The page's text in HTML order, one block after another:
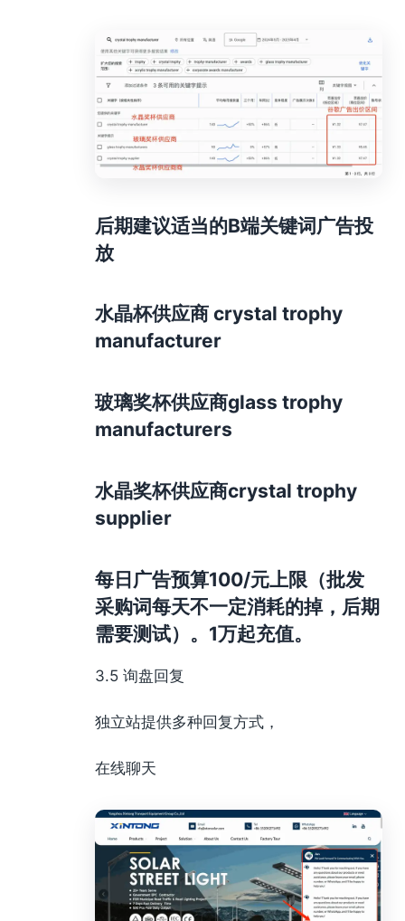
后期建议适当的B端关键词广告投
放
水晶杯供应商 crystal trophy
manufacturer
玻璃奖杯供应商glass trophy
manufacturers
水晶奖杯供应商crystal trophy
supplier
每日广告预算100/元上限（批发
采购词每天不一定消耗的掉，后期
需要测试）。1万起充值。
3.5 询盘回复
独立站提供多种回复方式，
在线聊天